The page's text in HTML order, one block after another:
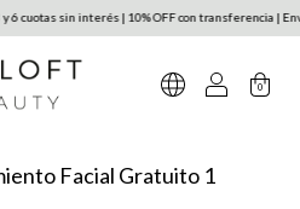
cuotas sin interés | 10% OFF con transferencia |
0
Facial Gratuito 1